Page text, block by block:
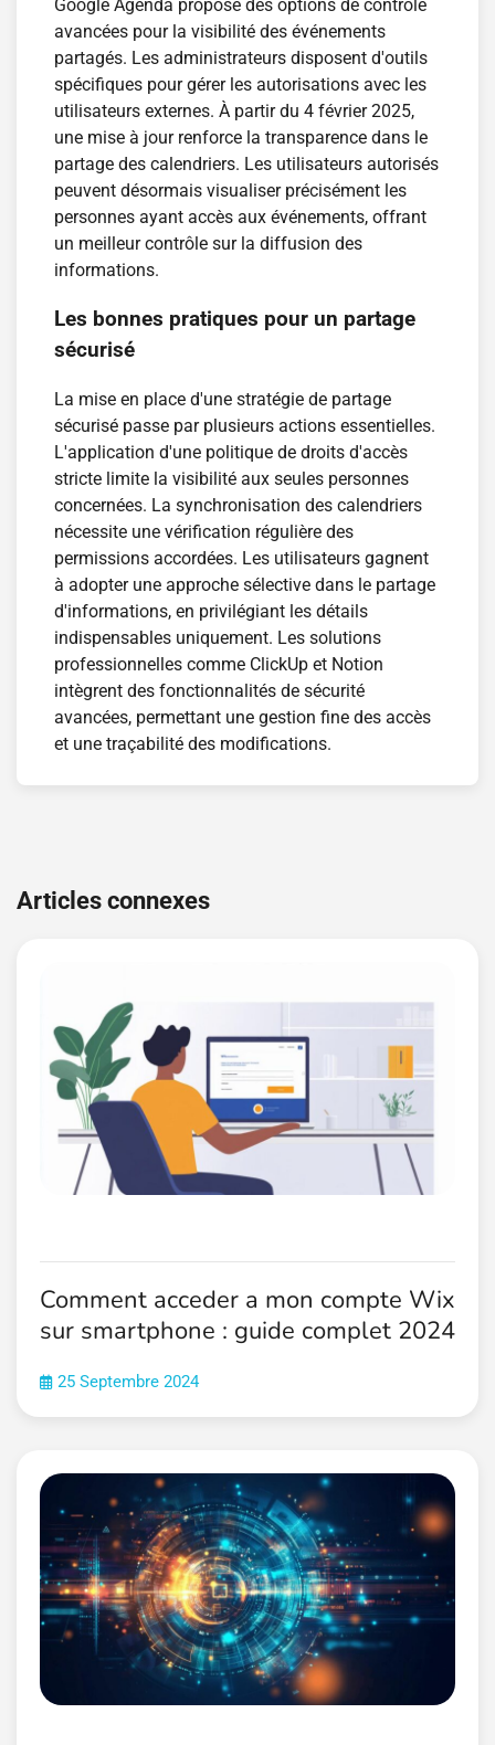
Google Agenda propose des options de contrôle
avancées pour la visibilité des événements
partagés. Les administrateurs disposent d'outils
spécifiques pour gérer les autorisations avec les
utilisateurs externes. À partir du 4 février 2025,
une mise à jour renforce la transparence dans le
partage des calendriers. Les utilisateurs autorisés
peuvent désormais visualiser précisément les
personnes ayant accès aux événements, offrant
un meilleur contrôle sur la diffusion des
informations.
Les bonnes pratiques pour un partage
sécurisé
La mise en place d'une stratégie de partage
sécurisé passe par plusieurs actions essentielles.
L'application d'une politique de droits d'accès
stricte limite la visibilité aux seules personnes
concernées. La synchronisation des calendriers
nécessite une vérification régulière des
permissions accordées. Les utilisateurs gagnent
à adopter une approche sélective dans le partage
d'informations, en privilégiant les détails
indispensables uniquement. Les solutions
professionnelles comme ClickUp et Notion
intègrent des fonctionnalités de sécurité
avancées, permettant une gestion fine des accès
et une traçabilité des modifications.
de
Articles connexes
Comment acceder a mon compte Wix
sur smartphone : guide complet 2024
25 Septembre 2024